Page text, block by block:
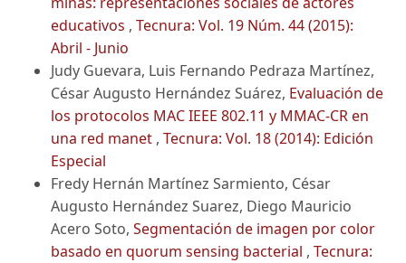
educativos , Tecnura: Vol. 19 Núm. 44 (2015):
Abril - Junio
Judy Guevara, Luis Fernando Pedraza Martínez,
César Augusto Hernández Suárez, Evaluación de
los protocolos MAC IEEE 802.11 y MMAC-CR en
una red manet , Tecnura: Vol. 18 (2014): Edición
Especial
Fredy Hernán Martínez Sarmiento, César
Augusto Hernández Suarez, Diego Mauricio
Acero Soto, Segmentación de imagen por color
basado en quorum sensing bacterial , Tecnura: